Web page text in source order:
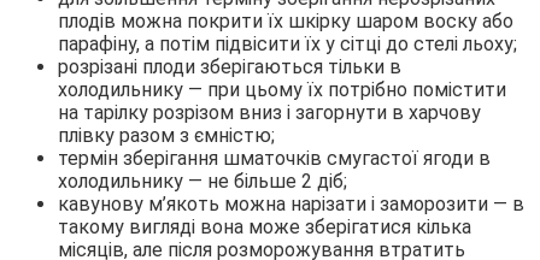
плодів можна покрити їх шкірку шаром воску або
парафіну, а потім підвісити їх у сітці до стелі льоху;
розрізані плоди зберігаються тільки в
холодильнику — при цьому їх потрібно помістити
на тарілку розрізом вниз і загорнути в харчову
плівку разом з ємністю;
термін зберігання шматочків смугастої ягоди в
холодильнику — не більше 2 діб;
кавунову м’якоть можна нарізати і заморозити — в
такому вигляді вона може зберігатися кілька
місяців, але після розморожування втратить